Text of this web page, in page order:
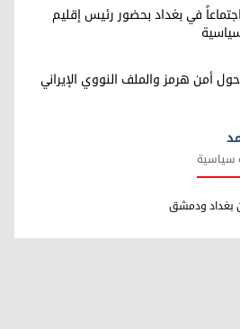
في بغداد بحضور رئيس إقليم
أمن هرمز والملف النووي الإيراني
سياسية
بغداد ودمشق